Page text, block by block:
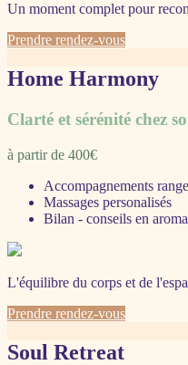
Un moment complet pour
Prendre rendez-vous
Home Harmony
Clarté et sérénité chez
à partir de 400€
Accompagnements
Massages personalisés
Bilan - conseils en
L'équilibre du corps et de
Prendre rendez-vous
Soul Retreat